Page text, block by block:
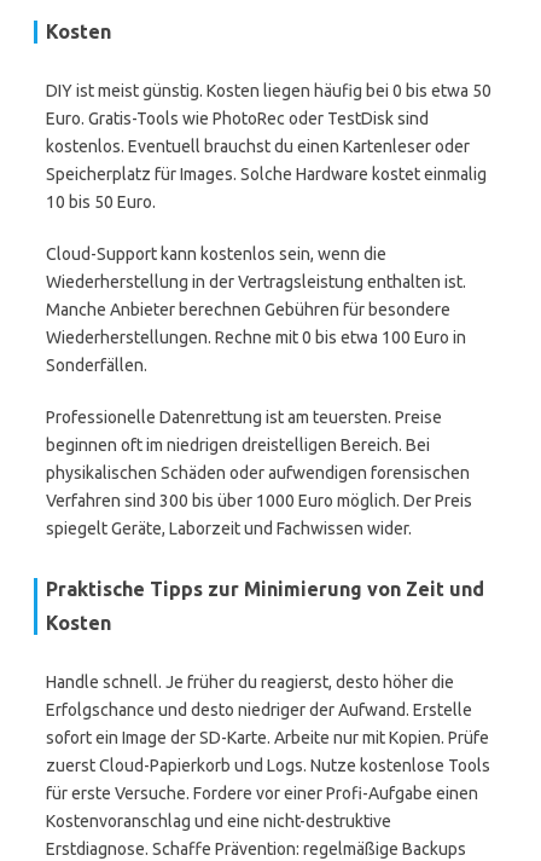
Kosten
DIY ist meist günstig. Kosten liegen häufig bei 0 bis etwa 50
Euro. Gratis-Tools wie PhotoRec oder TestDisk sind
kostenlos. Eventuell brauchst du einen Kartenleser oder
Speicherplatz für Images. Solche Hardware kostet einmalig
10 bis 50 Euro.
Cloud-Support kann kostenlos sein, wenn die
Wiederherstellung in der Vertragsleistung enthalten ist.
Manche Anbieter berechnen Gebühren für besondere
Wiederherstellungen. Rechne mit 0 bis etwa 100 Euro in
Sonderfällen.
Professionelle Datenrettung ist am teuersten. Preise
beginnen oft im niedrigen dreistelligen Bereich. Bei
physikalischen Schäden oder aufwendigen forensischen
Verfahren sind 300 bis über 1000 Euro möglich. Der Preis
spiegelt Geräte, Laborzeit und Fachwissen wider.
Praktische Tipps zur Minimierung von Zeit und
Kosten
Handle schnell. Je früher du reagierst, desto höher die
Erfolgschance und desto niedriger der Aufwand. Erstelle
sofort ein Image der SD-Karte. Arbeite nur mit Kopien. Prüfe
zuerst Cloud-Papierkorb und Logs. Nutze kostenlose Tools
für erste Versuche. Fordere vor einer Profi-Aufgabe einen
Kostenvoranschlag und eine nicht-destruktive
Erstdiagnose. Schaffe Prävention: regelmäßige Backups